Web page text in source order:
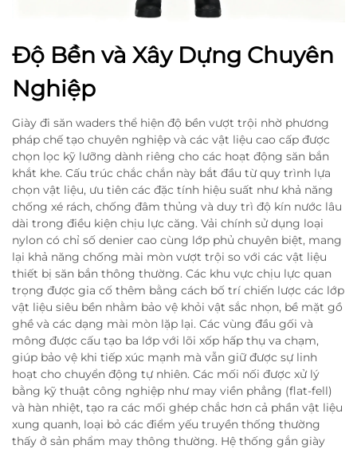
Độ Bền và Xây Dựng Chuyên
Nghiệp
Giày đi săn waders thể hiện độ bền vượt trội nhờ phương
pháp chế tạo chuyên nghiệp và các vật liệu cao cấp được
chọn lọc kỹ lưỡng dành riêng cho các hoạt động săn bắn
khắt khe. Cấu trúc chắc chắn này bắt đầu từ quy trình lựa
chọn vật liệu, ưu tiên các đặc tính hiệu suất như khả năng
chống xé rách, chống đâm thủng và duy trì độ kín nước lâu
dài trong điều kiện chịu lực căng. Vải chính sử dụng loại
nylon có chỉ số denier cao cùng lớp phủ chuyên biệt, mang
lại khả năng chống mài mòn vượt trội so với các vật liệu
thiết bị săn bắn thông thường. Các khu vực chịu lực quan
trọng được gia cố thêm bằng cách bố trí chiến lược các lớp
vật liệu siêu bền nhằm bảo vệ khỏi vật sắc nhọn, bề mặt gồ
ghề và các dạng mài mòn lặp lại. Các vùng đầu gối và
mông được cấu tạo ba lớp với lõi xốp hấp thụ va chạm,
giúp bảo vệ khi tiếp xúc mạnh mà vẫn giữ được sự linh
hoạt cho chuyển động tự nhiên. Các mối nối được xử lý
bằng kỹ thuật công nghiệp như may viền phẳng (flat-fell)
và hàn nhiệt, tạo ra các mối ghép chắc hơn cả phần vật liệu
xung quanh, loại bỏ các điểm yếu truyền thống thường
thấy ở sản phẩm may thông thường. Hệ thống gắn giày